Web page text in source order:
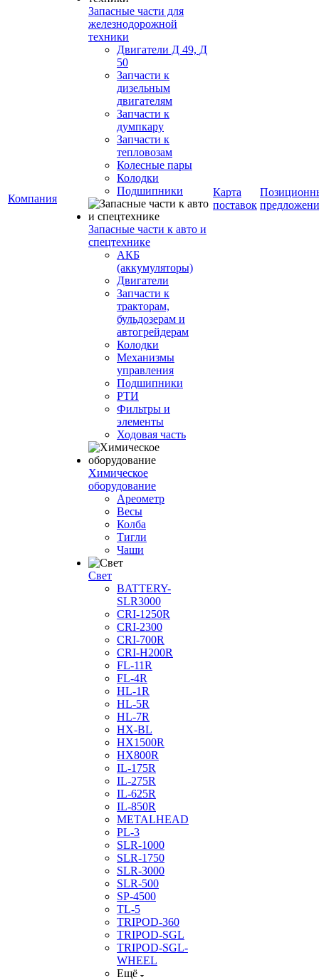
Компания
Запасные части для
железнодорожной
техники
Двигатели Д 49, Д
50
Запчасти к
дизельным
двигателям
Запчасти к
думпкару
Запчасти к
тепловозам
Колесные пары
Колодки
Подшипники
Запасные части к авто и
спецтехнике
АКБ
(аккумуляторы)
Двигатели
Запчасти к
тракторам,
бульдозерам и
автогрейдерам
Колодки
Механизмы
управления
Подшипники
РТИ
Фильтры и
элементы
Ходовая часть
Химическое
оборудование
Ареометр
Весы
Колба
Тигли
Чаши
Cвет
BATTERY-
SLR3000
CRI-1250R
CRI-2300
CRI-700R
CRI-H200R
FL-11R
FL-4R
HL-1R
HL-5R
HL-7R
HX-BL
HX1500R
HX800R
IL-175R
IL-275R
IL-625R
IL-850R
METALHEAD
PL-3
SLR-1000
SLR-1750
SLR-3000
SLR-500
SP-4500
TL-5
TRIPOD-360
TRIPOD-SGL
TRIPOD-SGL-
WHEEL
Ещё
Карта
поставок